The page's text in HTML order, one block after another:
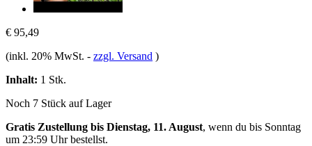
€ 95,49
(inkl. 20% MwSt. - zzgl. Versand )
Inhalt: 1 Stk.
Noch 7 Stück auf Lager
Gratis Zustellung bis Dienstag, 11. August, wenn du bis Sonntag
um 23:59 Uhrbestellst.